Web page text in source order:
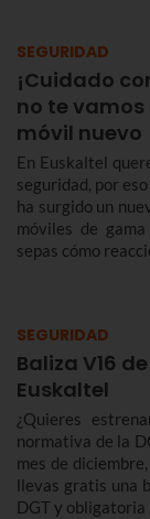
SEGURIDAD
¡Cuidado
no te
móvil nuevo
En Euskaltel
seguridad, por
ha surgido un
móviles de
sepas cómo
SEGURIDAD
Baliza V16
Euskaltel
¿Quieres
normativa de la
mes de
llevas gratis una
DGT y obligatoria